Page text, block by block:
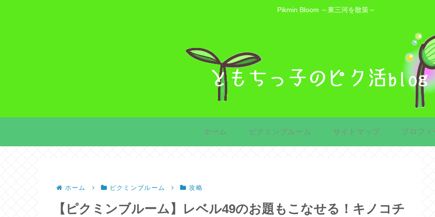
Pikmin Bloom ～東三河を散策～
ホーム ピクミンブルーム サイトマップ プロフィ
ホーム ピクミンブルーム 攻略
【ピクミンブルーム】レベル49のお題もこなせる！キノコチ